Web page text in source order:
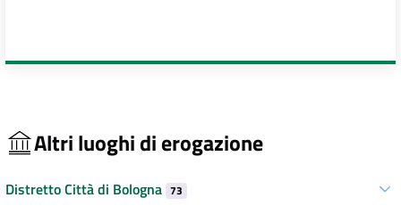
Altri luoghi di erogazione
Distretto Città di Bologna 73